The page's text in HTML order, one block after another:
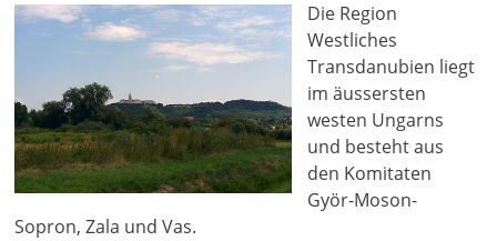
Die Region
Westliches
Transdanubien liegt
im äussersten
westen Ungarns
und besteht aus
den Komitaten
Györ-Moson-
Sopron, Zala und Vas.